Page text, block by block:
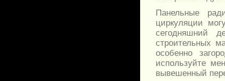
Панельные
циркуляции
сегодняшний
строительных
особенно
используйте
вывешенный